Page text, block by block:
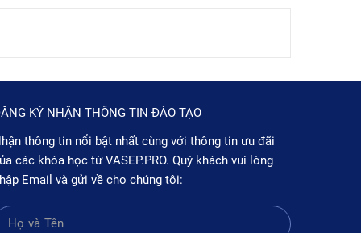
KÝ NHẬN THÔNG TIN ĐÀO TẠO
thông tin nổi bật nhất cùng với thông tin ưu đãi
các khóa học từ VASEP.PRO. Quý khách vui lòng
Email và gửi về cho chúng tôi: